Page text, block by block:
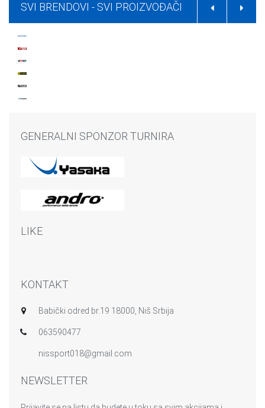
SVI BRENDOVI - SVI PROIZVOĐAČI
GENERALNI SPONZOR TURNIRA
LIKE
KONTAKT
Babički odred br.19 18000, Niš Srbija
063590477
nissport018@gmail.com
NEWSLETTER